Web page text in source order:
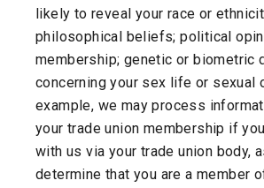
likely to reveal your race or
philosophical beliefs; political
membership; genetic or biometric
concerning your sex life or sexual
example, we may process
your trade union membership if
with us via your trade union body,
determine that you are a member